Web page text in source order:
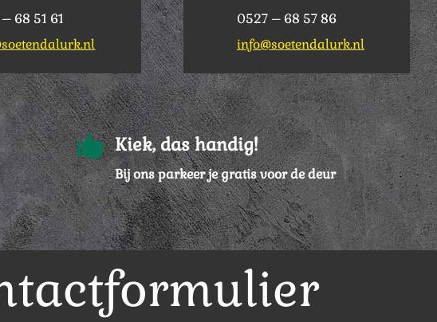
68 51 61
0527 – 68 57 86
info@soetendalurk.nl
 Kiek, das handig!
Bij ons parkeer je gratis voor de deur